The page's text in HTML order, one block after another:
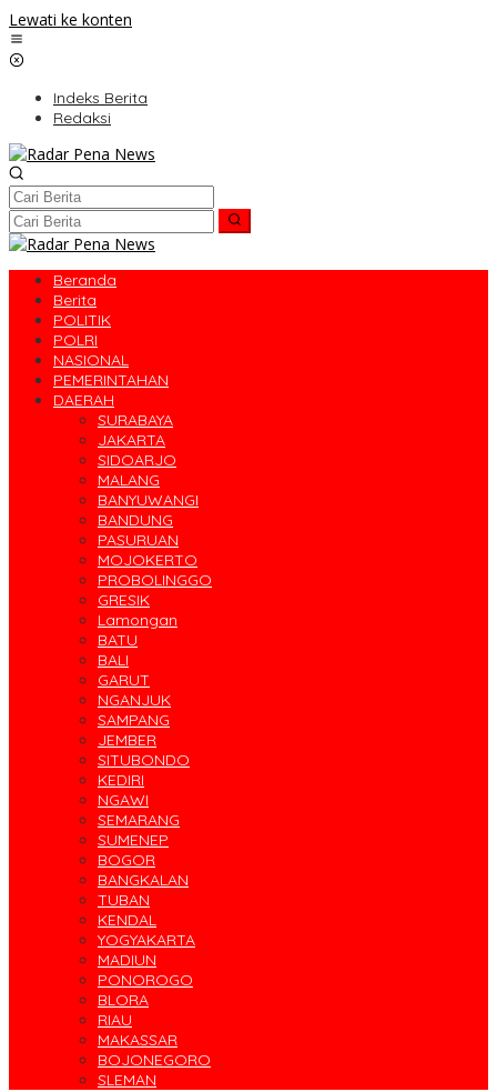
Lewati ke konten
Indeks Berita
Redaksi
Beranda
Berita
POLITIK
POLRI
NASIONAL
PEMERINTAHAN
DAERAH
SURABAYA
JAKARTA
SIDOARJO
MALANG
BANYUWANGI
BANDUNG
PASURUAN
MOJOKERTO
PROBOLINGGO
GRESIK
Lamongan
BATU
BALI
GARUT
NGANJUK
SAMPANG
JEMBER
SITUBONDO
KEDIRI
NGAWI
SEMARANG
SUMENEP
BOGOR
BANGKALAN
TUBAN
KENDAL
YOGYAKARTA
MADIUN
PONOROGO
BLORA
RIAU
MAKASSAR
BOJONEGORO
SLEMAN